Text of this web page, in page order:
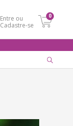
Entre ou
Cadastre-se
0